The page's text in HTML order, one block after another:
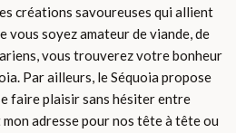
créations savoureuses qui allient
soyez amateur de viande, de
vous trouverez votre bonheur
Par ailleurs, le Séquoia propose
faire plaisir sans hésiter entre
mon adresse pour nos tête à tête ou